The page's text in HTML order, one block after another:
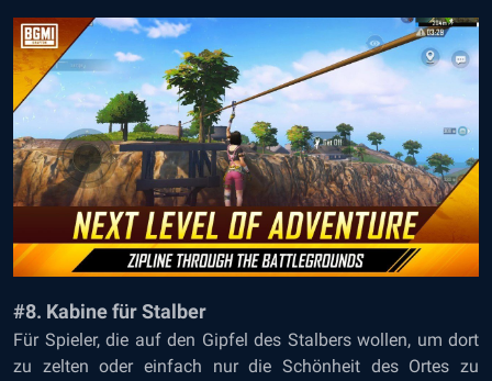
#8. Kabine für Stalber
Für Spieler, die auf den Gipfel des Stalbers wollen, um dort
zu zelten oder einfach nur die Schönheit des Ortes zu